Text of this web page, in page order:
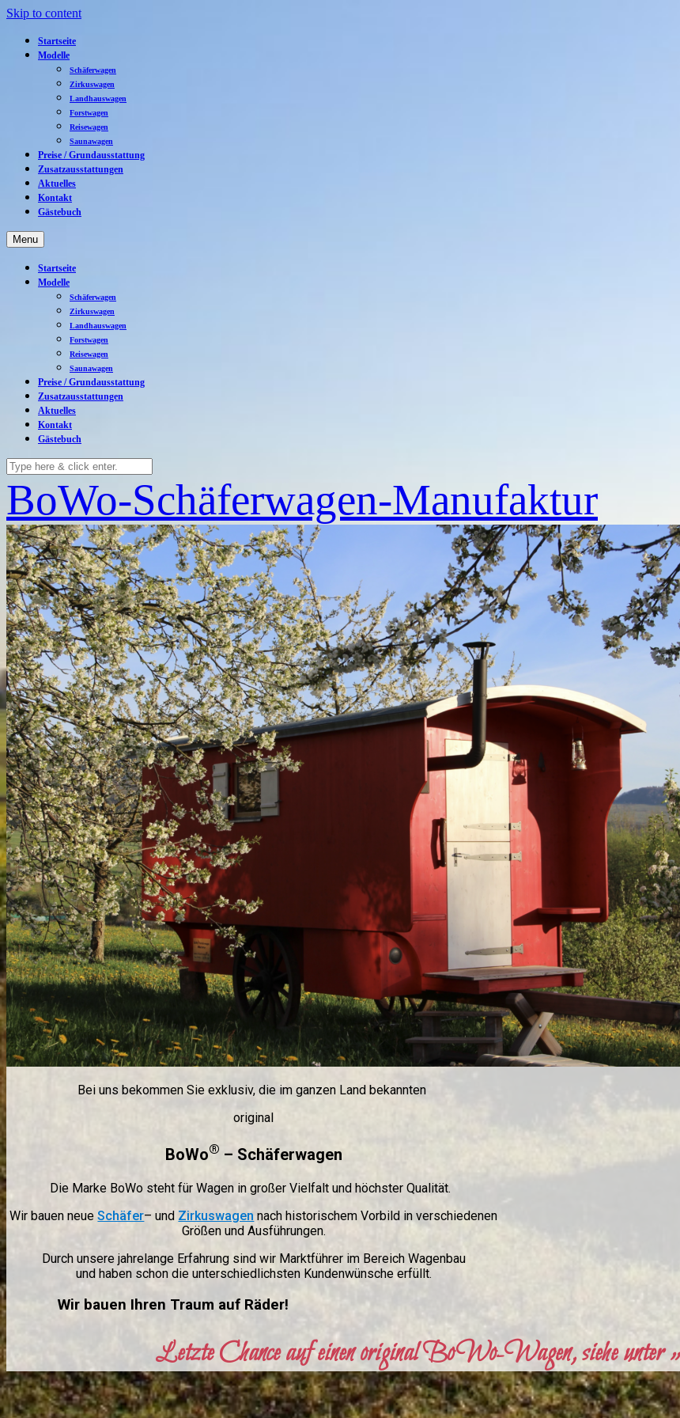
Skip to content
Startseite
Modelle
Schäferwagen
Zirkuswagen
Landhauswagen
Forstwagen
Reisewagen
Saunawagen
Preise / Grundausstattung
Zusatzausstattungen
Aktuelles
Kontakt
Gästebuch
Menu
Startseite
Modelle
Schäferwagen
Zirkuswagen
Landhauswagen
Forstwagen
Reisewagen
Saunawagen
Preise / Grundausstattung
Zusatzausstattungen
Aktuelles
Kontakt
Gästebuch
BoWo-Schäferwagen-Manufaktur
Bei uns bekommen Sie exklusiv, die im ganzen Land bekannten
original
BoWo® – Schäferwagen
Die Marke BoWo steht für Wagen in großer Vielfalt und höchster Qualität.
Wir bauen neueSchäfer– und Zirkuswagen nach historischemVorbild in verschiedenen
Größen und Ausführungen.
Durch unsere jahrelange Erfahrung sind wir Marktführer im Bereich Wagenbau
und haben schon die unterschiedlichsten Kundenwünsche erfüllt.
Wir bauen Ihren Traum auf Räder!
Letzte Chance auf einen original BoWo-Wagen, siehe unter